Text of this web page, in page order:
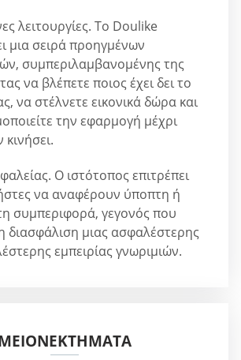
λειτουργίες. Το Doulike
μια σειρά προηγμένων
συμπεριλαμβανομένης της
να βλέπετε ποιος έχει δει το
να στέλνετε εικονικά δώρα και
την εφαρμογή μέχρι
Ο ιστότοπος επιτρέπει
να αναφέρουν ύποπτη ή
συμπεριφορά, γεγονός που
διασφάλιση μιας ασφαλέστερης
εμπειρίας γνωριμιών.